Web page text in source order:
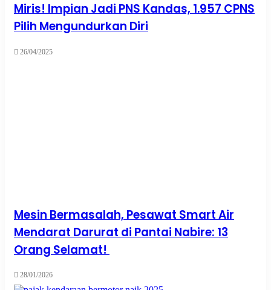
Miris! Impian Jadi PNS Kandas, 1.957 CPNS
Pilih Mengundurkan Diri
26/04/2025
Mesin Bermasalah, Pesawat Smart Air
Mendarat Darurat di Pantai Nabire: 13
Orang Selamat!
28/01/2026